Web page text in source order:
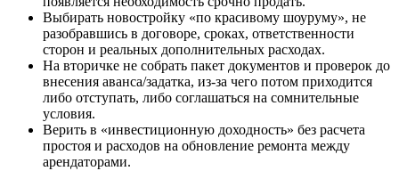
Выбирать новостройку «по красивому шоуруму», не
разобравшись в договоре, сроках, ответственности
сторон и реальных дополнительных расходах.
На вторичке не собрать пакет документов и проверок до
внесения аванса/задатка, из-за чего потом приходится
либо отступать, либо соглашаться на сомнительные
условия.
Верить в «инвестиционную доходность» без расчета
простоя и расходов на обновление ремонта между
арендаторами.